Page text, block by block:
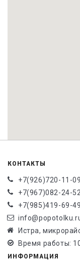
КОНТАКТЫ
+7(926)720-11-09
+7(967)082-24-
+7(985)419-69-49
Истра,
Время работы:
ИНФОРМАЦИЯ